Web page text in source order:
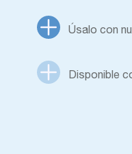
Úsalo con
Disponible